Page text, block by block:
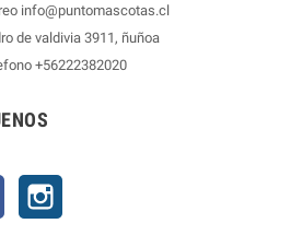
info@puntomascotas.cl
de valdivia 3911, ñuñoa
+56222382020
Facebook